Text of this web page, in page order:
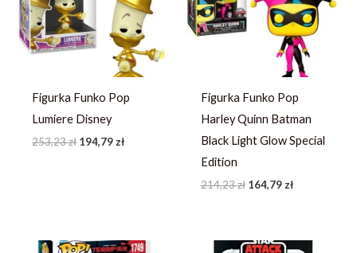
Figurka Funko Pop
Lumiere Disney
253,23zł
253,23 zł.
194,79zł
194,79 zł.
Figurka Funko Pop
Harley Quinn Batman
Black Light Glow Special
Edition
214,23zł
214,23 zł.
164,79zł
164,79 zł.
PierwotnaAktualna
PierwotnaAktualna